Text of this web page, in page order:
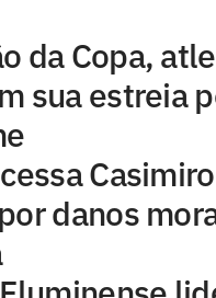
da Copa,
sua estreia
danos